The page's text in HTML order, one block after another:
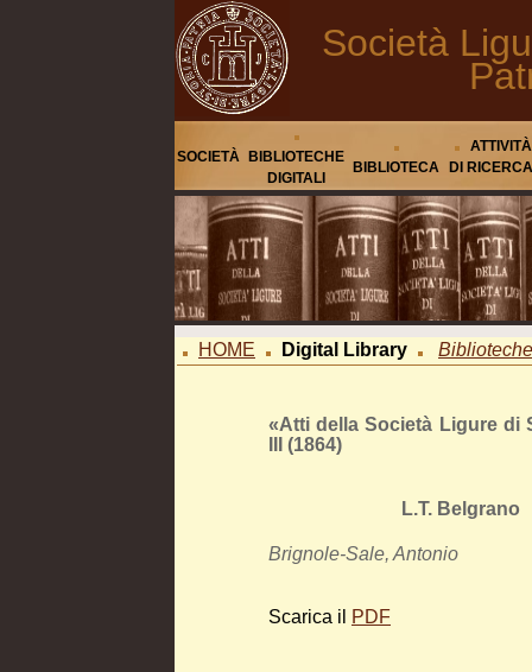
Società
SOCIETÀ
BIBLIOTECHE
DIGITALI
BIBLIOTECA
ATTIVITÀ
DI RICERCA
HOME Digital Library
«Atti della Società Ligure di
III (1864)
L.T. Belgrano
Brignole-Sale, Antonio
Scarica il PDF